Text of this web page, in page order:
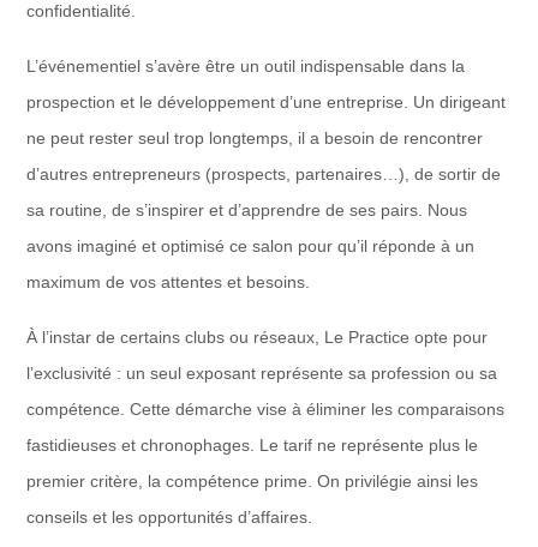
confidentialité.
L’événementiel s’avère être un outil indispensable dans la
prospection et le développement d’une entreprise. Un dirigeant
ne peut rester seul trop longtemps, il a besoin de rencontrer
d’autres entrepreneurs (prospects, partenaires…), de sortir de
sa routine, de s’inspirer et d’apprendre de ses pairs. Nous
avons imaginé et optimisé ce salon pour qu’il réponde à un
maximum de vos attentes et besoins.
À l’instar de certains clubs ou réseaux, Le Practice opte pour
l’exclusivité : un seul exposant représente sa profession ou sa
compétence. Cette démarche vise à éliminer les comparaisons
fastidieuses et chronophages. Le tarif ne représente plus le
premier critère, la compétence prime. On privilégie ainsi les
conseils et les opportunités d’affaires.